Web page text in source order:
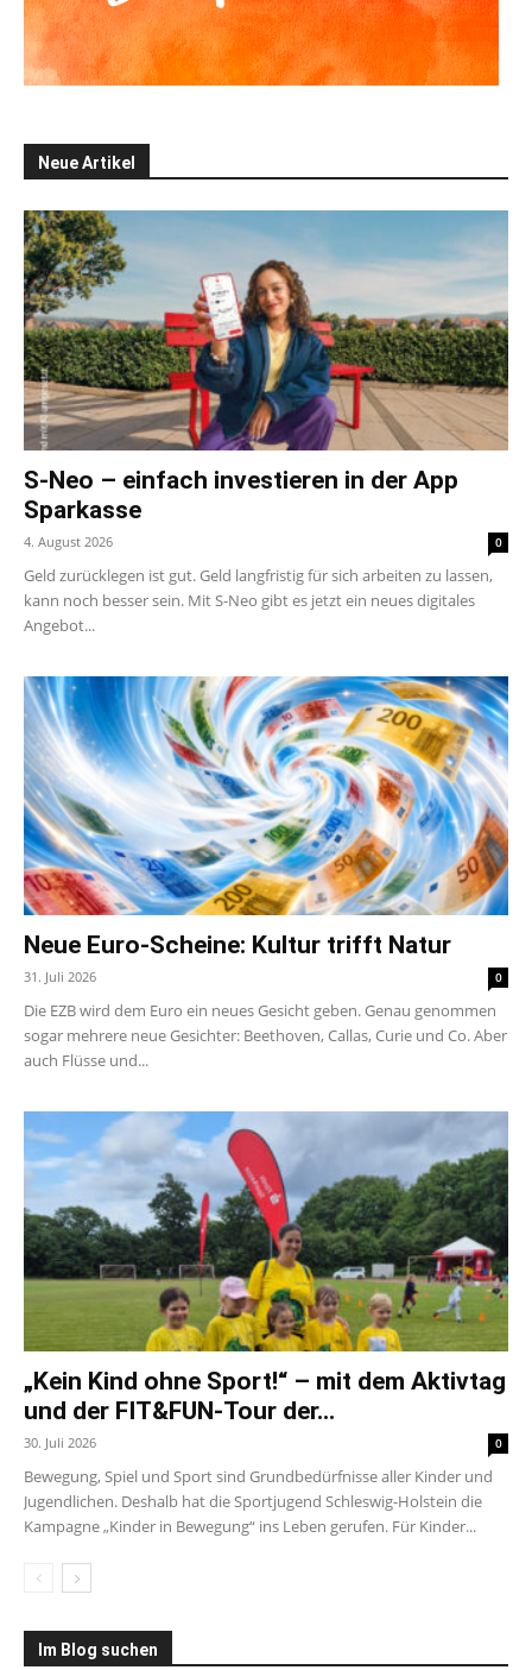
Neue Artikel
S-Neo – einfach investieren in der App
Sparkasse
4. August 2026 0
Geld zurücklegen ist gut. Geld langfristig für sich arbeiten zu lassen,
kann noch besser sein. Mit S-Neo gibt es jetzt ein neues digitales
Angebot...
Neue Euro-Scheine: Kultur trifft Natur
31. Juli 2026 0
Die EZB wird dem Euro ein neues Gesicht geben. Genau genommen
sogar mehrere neue Gesichter: Beethoven, Callas, Curie und Co. Aber
auch Flüsse und...
„Kein Kind ohne Sport!“ – mit dem Aktivtag
und der FIT&FUN-Tour der...
30. Juli 2026 0
Bewegung, Spiel und Sport sind Grundbedürfnisse aller Kinder und
Jugendlichen. Deshalb hat die Sportjugend Schleswig-Holstein die
Kampagne „Kinder in Bewegung“ ins Leben gerufen. Für Kinder...
Im Blog suchen